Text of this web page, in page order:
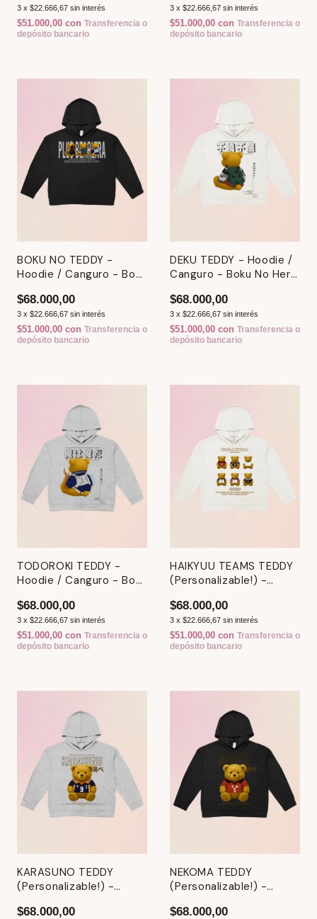
3 x $22.666,67 sin interés
$51.000,00 con Transferencia o
depósito bancario
3 x $22.666,67 sin interés
$51.000,00 con Transferencia o
depósito bancario
BOKU NO TEDDY -
Hoodie / Canguro - Boku
$68.000,00
3 x $22.666,67 sin interés
$51.000,00 con Transferencia o
depósito bancario
DEKU TEDDY - Hoodie /
Canguro - Boku No Hero
$68.000,00
3 x $22.666,67 sin interés
$51.000,00 con Transferencia o
depósito bancario
TODOROKI TEDDY -
Hoodie / Canguro - Boku
$68.000,00
3 x $22.666,67 sin interés
$51.000,00 con Transferencia o
depósito bancario
HAIKYUU TEAMS TEDDY
(Personalizable!) -
$68.000,00
3 x $22.666,67 sin interés
$51.000,00 con Transferencia o
depósito bancario
KARASUNO TEDDY
(Personalizable!) -
$68.000,00
NEKOMA TEDDY
(Personalizable!) -
$68.000,00